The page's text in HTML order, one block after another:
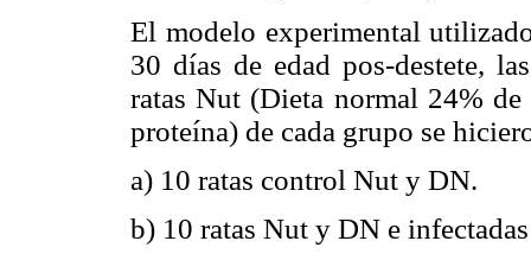
El modelo experimental
30 días de edad pos-destete,
ratas Nut (Dieta normal 24%
proteína) de cada grupo se
a) 10 ratas control Nut y DN.
b) 10 ratas Nut y DN e